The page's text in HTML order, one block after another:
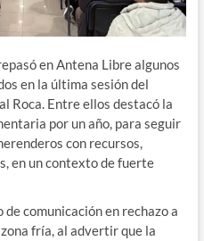
en Antena Libre algunos
en la última sesión del
Roca. Entre ellos destacó la
por un año, para seguir
con recursos,
en un contexto de fuerte
comunicación en rechazo a
fría, al advertir que la